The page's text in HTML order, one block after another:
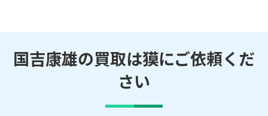
国吉康雄の買取は獏にご依頼くだ
さい